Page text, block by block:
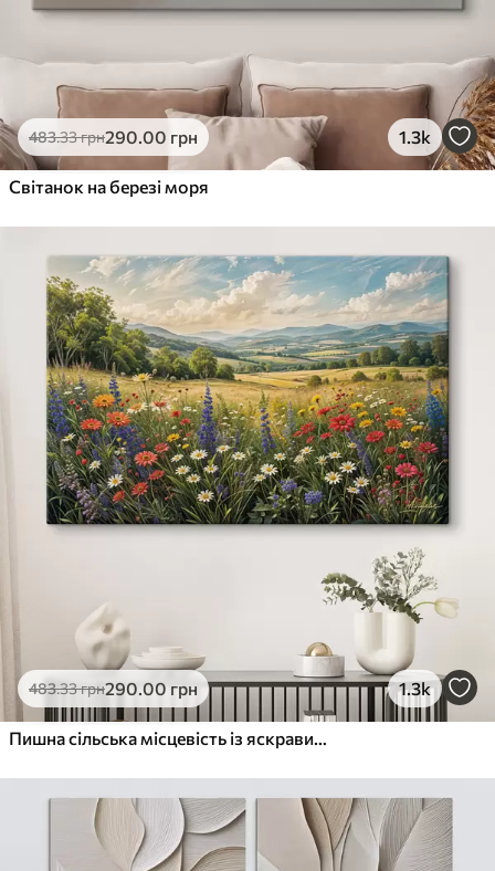
483.33грн290.00 грн 1.3k
Світанок на березі моря
483.33грн290.00 грн 1.3k
Пишна сільська місцевість із яскравим лугом диких квітів, наповненим різнокольоровими квітами під хмарним небом